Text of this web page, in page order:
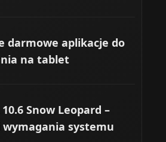
darmowe aplikacje do
na tablet
10.6 Snow Leopard –
systemu